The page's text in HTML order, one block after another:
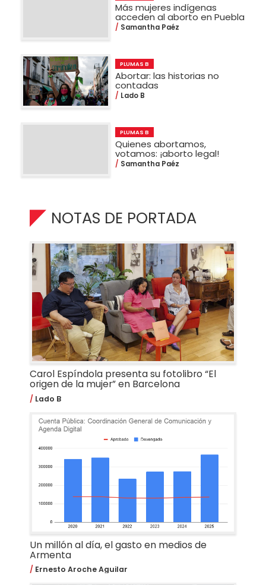
Más mujeres indígenas
acceden al aborto en Puebla
Samantha Paéz
PLUMAS B
Abortar: las historias no
contadas
Lado B
PLUMAS B
Quienes abortamos,
votamos: ¡aborto legal!
Samantha Paéz
NOTAS DE PORTADA
Carol Espíndola presenta su fotolibro “El
origen de la mujer” en Barcelona
Lado B
Un millón al día, el gasto en medios de
Armenta
Ernesto Aroche Aguilar